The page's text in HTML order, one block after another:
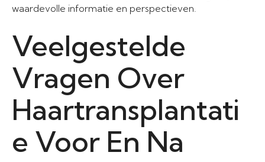
waardevolle informatie en perspectieven.
Veelgestelde
Vragen Over
Haartransplantati
e Voor En Na